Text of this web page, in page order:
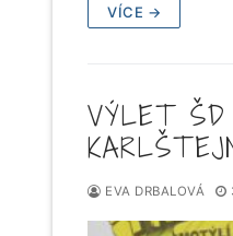
VÍCE →
VÝLET ŠD
EVA DRBALOVÁ